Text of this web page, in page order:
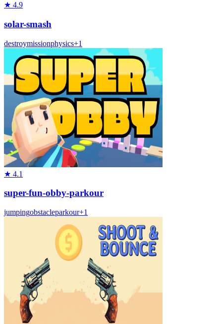
★ 4.9
solar-smash
destroymissionphysics+1
★ 4.1
super-fun-obby-parkour
jumpingobstacleparkour+1